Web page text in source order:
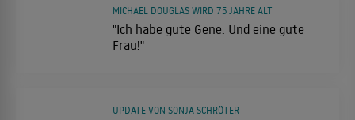
"Ich habe gute Gene. Und eine gute
Frau!"
MICHAEL DOUGLAS WIRD 75 JAHRE ALT
UPDATE VON SONJA SCHRÖTER